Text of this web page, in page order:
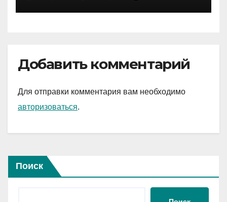
Добавить комментарий
Для отправки комментария вам необходимо
авторизоваться.
Поиск